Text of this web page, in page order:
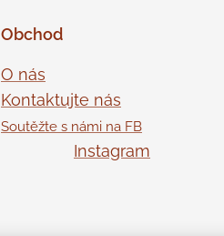
Obchod
O nás
Kontaktujte nás
Soutěžte s námi na FB
Instagram